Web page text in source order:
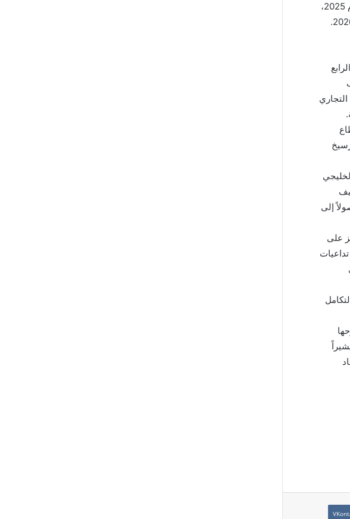
العامة والاتحادات والغرف الأعضاء خلال الفترة الاستثنائية، وعرض التقرير السنوي للأمانة العامة لعام 2025،
الرابع
إلى
على
60 موضوعاً طرحها